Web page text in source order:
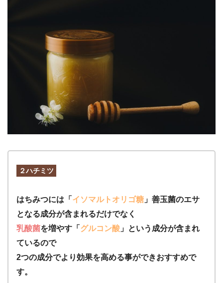
２ハチミツ
はちみつには「 イソマルトオリゴ糖 」善玉菌のエサ
となる成分が含まれるだけでなく
乳酸菌を増やす「 グルコン酸 」という成分が含まれ
ているので
2つの成分でより効果を高める事ができおすすめで
す。